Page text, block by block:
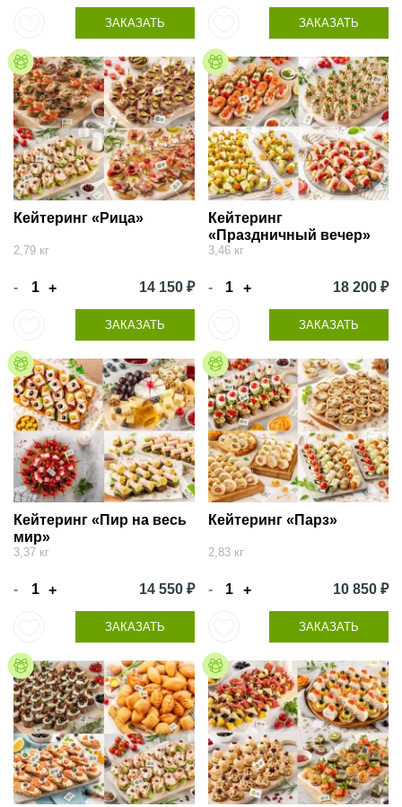
ЗАКАЗАТЬ ЗАКАЗАТЬ
Кейтеринг «Рица»
2,79 кг
- + 14 150 ₽
ЗАКАЗАТЬ
Кейтеринг
«Праздничный вечер»
3,46 кг
- + 18 200 ₽
ЗАКАЗАТЬ
Кейтеринг «Пир на весь
мир»
3,37 кг
- + 14 550 ₽
ЗАКАЗАТЬ
Кейтеринг «Парз»
2,83 кг
- + 10 850 ₽
ЗАКАЗАТЬ